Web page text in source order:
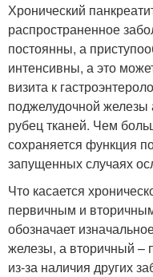
Хронический
распространенное
постоянны, а
интенсивны, а это
визита к
поджелудочной железы
рубец тканей. Чем
сохраняется функция
запущенных случаях
Что касается
первичным и
обозначает
железы, а вторичный –
из-за наличия других